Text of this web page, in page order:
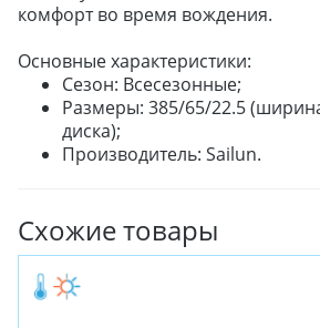
комфорт во время вождения.
Основные характеристики:
Сезон: Всесезонные;
Размеры: 385/65/22.5
диска);
Производитель: Sailun.
Схожие товары